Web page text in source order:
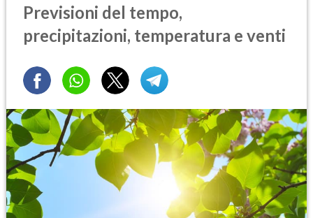
Previsioni del tempo,
precipitazioni, temperatura e venti